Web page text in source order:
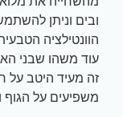
ובים וניתן
הוונטילציה
עוד משהו שבני
זה מעיד היטב על
משפיעים על הגוף